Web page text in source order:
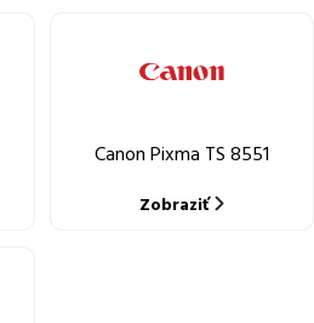
Canon Pixma TS 8551
Zobraziť